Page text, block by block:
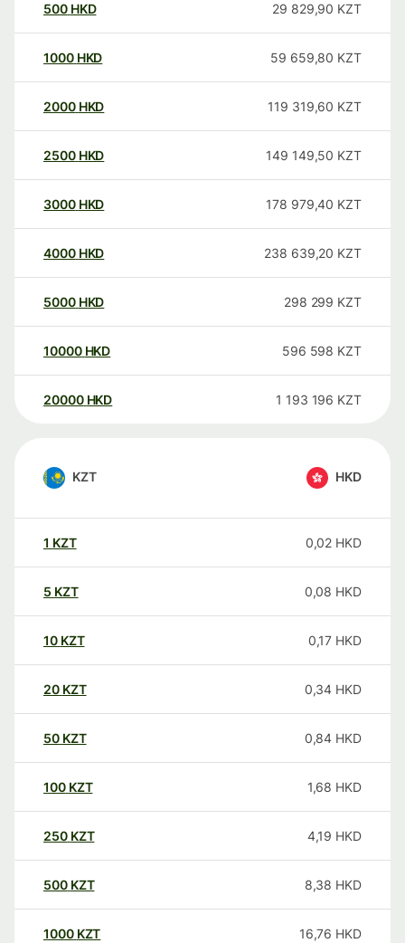
500 HKD 29 829,90 KZT
1000 HKD 59 659,80 KZT
2000 HKD 119 319,60 KZT
2500 HKD 149 149,50 KZT
3000 HKD 178 979,40 KZT
4000 HKD 238 639,20 KZT
5000 HKD 298 299 KZT
10000 HKD 596 598 KZT
20000 HKD 1 193 196 KZT
KZT HKD
1 KZT 0,02 HKD
5 KZT 0,08 HKD
10 KZT 0,17 HKD
20 KZT 0,34 HKD
50 KZT 0,84 HKD
100 KZT 1,68 HKD
250 KZT 4,19 HKD
500 KZT 8,38 HKD
1000 KZT 16,76 HKD